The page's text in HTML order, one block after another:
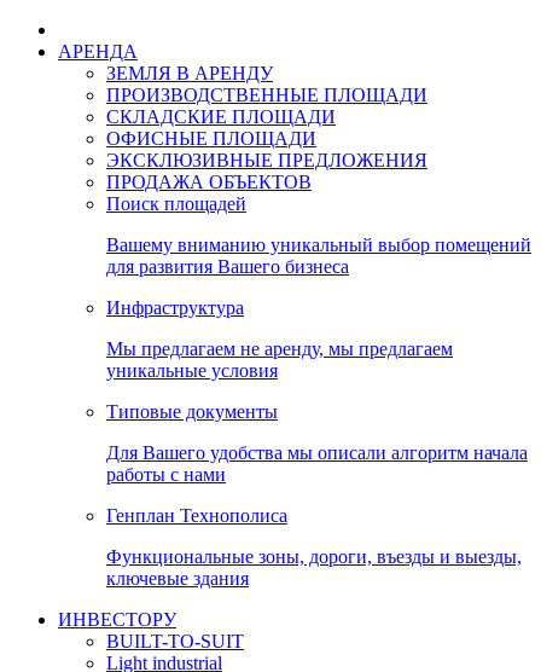
АРЕНДА
ЗЕМЛЯ В АРЕНДУ
ПРОИЗВОДСТВЕННЫЕ ПЛОЩАДИ
СКЛАДСКИЕ ПЛОЩАДИ
ОФИСНЫЕ ПЛОЩАДИ
ЭКСКЛЮЗИВНЫЕ ПРЕДЛОЖЕНИЯ
ПРОДАЖА ОБЪЕКТОВ
Поиск площадей
Вашему вниманию уникальный выбор помещений
для развития Вашего бизнеса
Инфраструктура
Мы предлагаем не аренду, мы предлагаем
уникальные условия
Типовые документы
Для Вашего удобства мы описали алгоритм начала
работы с нами
Генплан Технополиса
Функциональные зоны, дороги, въезды и выезды,
ключевые здания
ИНВЕСТОРУ
BUILT-TO-SUIT
Light industrial